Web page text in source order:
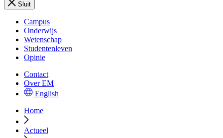
Sluit
Campus
Onderwijs
Wetenschap
Studentenleven
Opinie
Contact
Over EM
English
Home
Actueel